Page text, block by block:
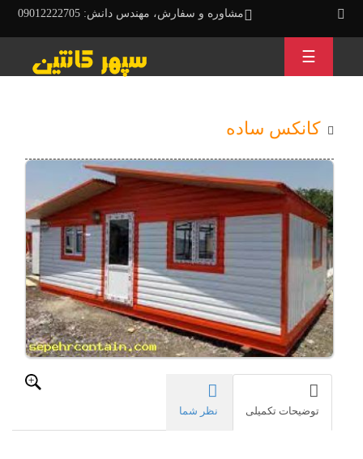
مشاوره و سفارش، مهندس دانش: 09012222705
☰
کانکس ساده
سازه
پیش
ساخته
و
کانکس
دارای
تنوع
بسیار
زیادی
هستند
که
وقتی
به
دنبال
توضیحات تکمیلی نظر شما